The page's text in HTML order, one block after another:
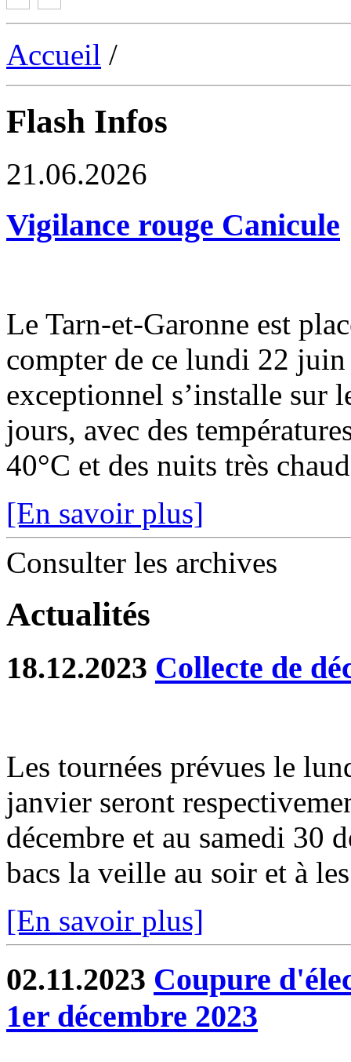
Accueil /
Flash Infos
21.06.2026
Vigilance rouge Canicule
Le Tarn-et-Garonne est
compter de ce lundi 22
exceptionnel s’installe sur
jours, avec des
40°C et des nuits très
[En savoir plus]
Consulter les archives
Actualités
18.12.2023 Collecte de
Les tournées prévues le
janvier seront
décembre et au samedi 30
bacs la veille au soir et à
[En savoir plus]
02.11.2023 Coupure
1er décembre 2023